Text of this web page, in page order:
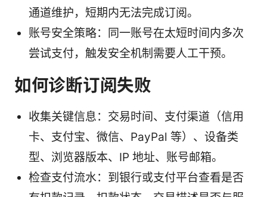
通道维护，短期内无法完成订阅。
账号安全策略：同一账号在太短时间内多次
尝试支付，触发安全机制需要人工干预。
如何诊断订阅失败
收集关键信息：交易时间、支付渠道（信用
卡、支付宝、微信、PayPal 等）、设备类
型、浏览器版本、IP 地址、账号邮箱。
检查支付流水：到银行或支付平台查看是否